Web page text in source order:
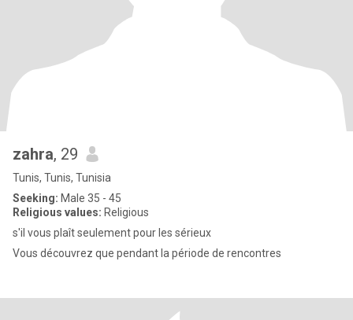
zahra, 29
Tunis, Tunis, Tunisia
Seeking: Male 35 - 45
Religious values: Religious
s'il vous plaît seulement pour les sérieux
Vous découvrez que pendant la période de rencontres